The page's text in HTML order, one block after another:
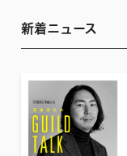
新着ニュース